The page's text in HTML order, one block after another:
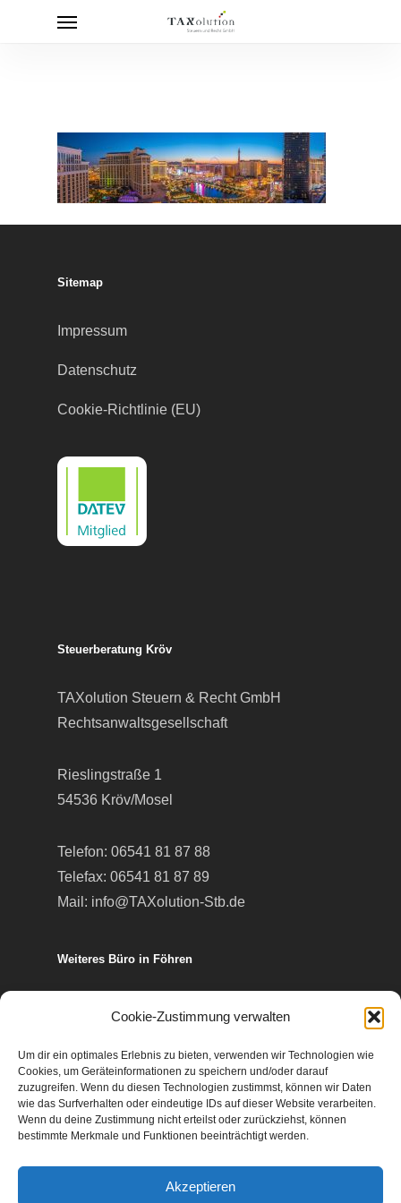
Cookie-Zustimmung verwalten
Um dir ein optimales Erlebnis zu bieten, verwenden wir Technologien wie
Cookies, um Geräteinformationen zu speichern und/oder darauf
zuzugreifen. Wenn du diesen Technologien zustimmst, können wir Daten
wie das Surfverhalten oder eindeutige IDs auf dieser Website verarbeiten.
Wenn du deine Zustimmung nicht erteilst oder zurückziehst, können
bestimmte Merkmale und Funktionen beeinträchtigt werden.
Akzeptieren
Menu
Sitemap
Impressum
Datenschutz
Cookie-Richtlinie (EU)
Steuerberatung Kröv
TAXolution Steuern & Recht GmbH
Rechtsanwaltsgesellschaft
Rieslingstraße 1
54536 Kröv/Mosel
Telefon: 06541 81 87 88
Telefax: 06541 81 87 89
Mail: info@TAXolution-Stb.de
Weiteres Büro in Föhren
Telefon: 06502 99 95 80
Telefax: 06502 99 95 899
Mail:info@TAXolution-Stb.de